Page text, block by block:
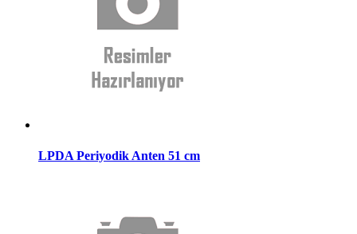
LPDA Periyodik Anten 51 cm